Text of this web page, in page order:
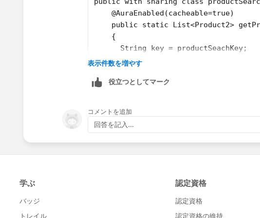
    products({data,error}){
        if(data){
            this.allProduct = data;
        }
    handleSearch(event){
// eslint-disable-next-line @lwc/
this.delayTimeout = setTimeout(() =>
            this.searchKey = searchKey;
        this.NABcheckbox = true;
(not tested so the first try could fail but that is the
    @AuraEnabled(cacheable=true)
public static List<Product2>
    {
      String key = productSeachKey;
      System.debug(key);
        {
return [SELECT
AND
ORDER BY
        } else
        {
          // return null;
return [SELECT
表示件数を増やす
役立つとしてマーク
コメントを追加
回答を記入...